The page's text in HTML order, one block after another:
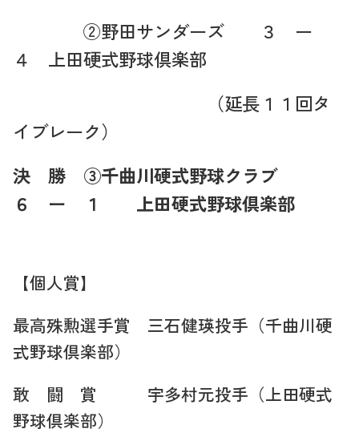
②野田サンダーズ ３ ー
４ 上田硬式野球倶楽部
（延長１１回タ
イブレーク）
決 勝 ③千曲川硬式野球クラブ
６ ー １ 上田硬式野球倶楽部
【個人賞】
最高殊勲選手賞 三石健瑛投手（千曲川硬
式野球倶楽部）
敢 闘 賞 宇多村元投手（上田硬式
野球倶楽部）